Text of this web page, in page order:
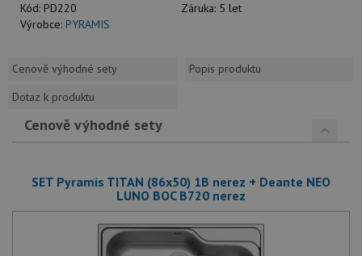
Kód: PD220 Záruka: 5 let
Výrobce: PYRAMIS
Cenově výhodné sety
Popis produktu
Dotaz k produktu
Cenově výhodné sety
SET Pyramis TITAN (86x50) 1B nerez + Deante NEO
LUNO BOC B720 nerez